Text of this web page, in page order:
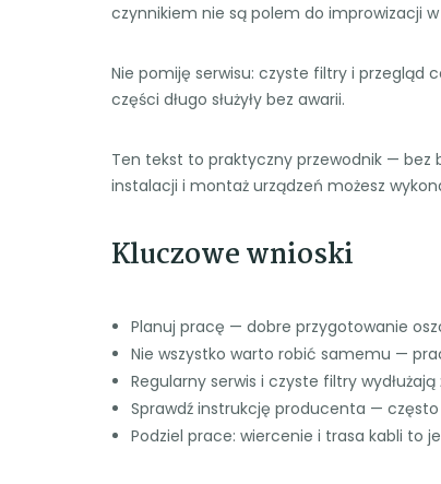
czynnikiem nie są polem do improwizacji w
Nie pomiję serwisu: czyste filtry i przegląd
części długo służyły bez awarii.
Ten tekst to praktyczny przewodnik — bez
instalacji i montaż urządzeń możesz
Kluczowe wnioski
Planuj pracę — dobre przygotowanie
Nie wszystko warto robić samemu —
Regularny serwis i czyste filtry
Sprawdź instrukcję producenta —
Podziel prace: wiercenie i trasa kabli to